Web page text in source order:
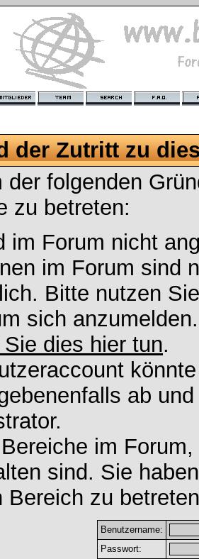
der Zutritt zu
der folgenden
zu betreten:
im Forum nicht
im Forum sind
Bitte nutzen
sich
Sie dies hier tun.
ab
im
sind. Sie
Bereich zu
Benutzername:
Passwort: